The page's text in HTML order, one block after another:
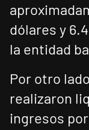
dólares y
la entidad
Por otro
realizaron
ingresos